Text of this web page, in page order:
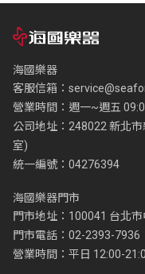
海國樂器
客服信箱：
營業時間：週一~週五
公司地址：248022 新北
室)
統一編號：04276394
海國樂器門市
門市地址：100041 台北
門市電話：02-2393-7936
營業時間：平日 12:00-